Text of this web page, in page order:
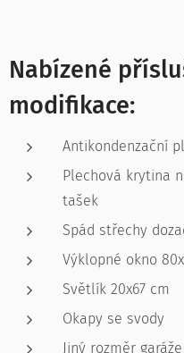
Nabízené
modifikace:
Antikondenzační
Plechová krytina
tašek
Spád střechy
Výklopné okno
Světlík 20x67 cm
Okapy se svody
Jiný rozměr garáže